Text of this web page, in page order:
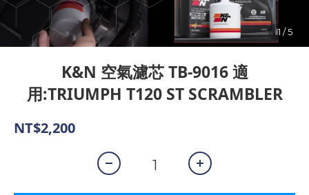
K&N 空氣濾芯 TB-9016 適
用:TRIUMPH T120 ST SCRAMBLER
NT$2,200